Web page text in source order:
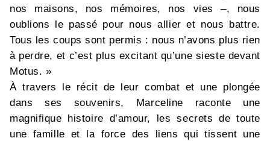
nos maisons, nos mémoires, nos vies –, nous
oublions le passé pour nous allier et nous battre.
Tous les coups sont permis : nous n’avons plus rien
à perdre, et c’est plus excitant qu’une sieste devant
Motus. »
À travers le récit de leur combat et une plongée
dans ses souvenirs, Marceline raconte une
magnifique histoire d’amour, les secrets de toute
une famille et la force des liens qui tissent une